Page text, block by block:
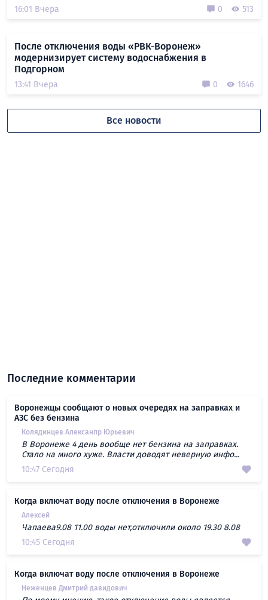
16:01 Вчера 0 513
После отключения воды «РВК-Воронеж»
модернизирует систему водоснабжения в
Подгорном
13:41 Вчера 0 1646
Все новости
Последние комментарии
Воронежцы сообщают о новых очередях на заправках и
АЗС без бензина
Колядинцев Алексанлр Юрьевич
В Воронеже 4 день вообще нет бензина на заправках.
Стало на много хуже. Власти доводят неверную инфо...
10:47 Сегодня
Когда включат воду после отключения в Воронеже
Алексей
Чапаева9.08 11.00 воды нет,отключили около 19.30 8.08
10:45 Сегодня
Когда включат воду после отключения в Воронеже
Неженцев Дмитрий давидович